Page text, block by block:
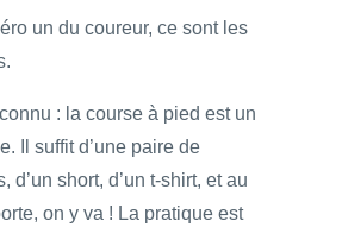
un du coureur, ce sont les
: la course à pied est un
Il suffit d’une paire de
d’un short, d’un t-shirt, et au
on y va ! La pratique est